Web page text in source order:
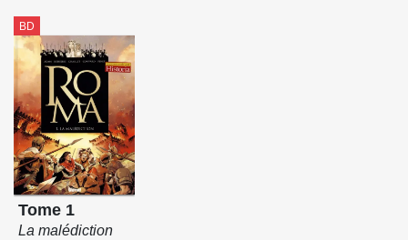
BD
Tome 1
La malédiction